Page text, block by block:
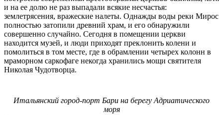
и на ее долю не раз выпадали всякие несчастья:
землетрясения, вражеские налеты. Однажды воды реки Мирос
полностью затопили древний храм, и его обнаружили
совершенно случайно. Сегодня в помещении церкви
находится музей, и люди приходят преклонить колени и
помолиться в том месте, где в обрамлении четырех колонн в
мраморном саркофаге некогда хранились мощи святителя
Николая Чудотворца.
Итальянский город-порт Бари на берегу Адриатического
моря